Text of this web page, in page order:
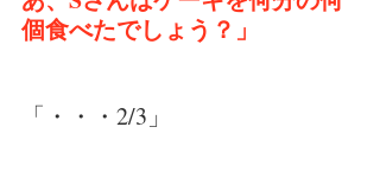
個食べたでしょう？」
「・・・2/3」